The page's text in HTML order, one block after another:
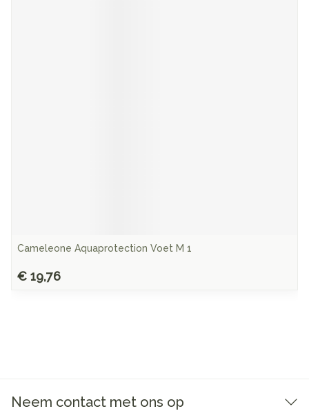
Cameleone Aquaprotection Voet M 1
€ 19,76
Neem contact met ons op